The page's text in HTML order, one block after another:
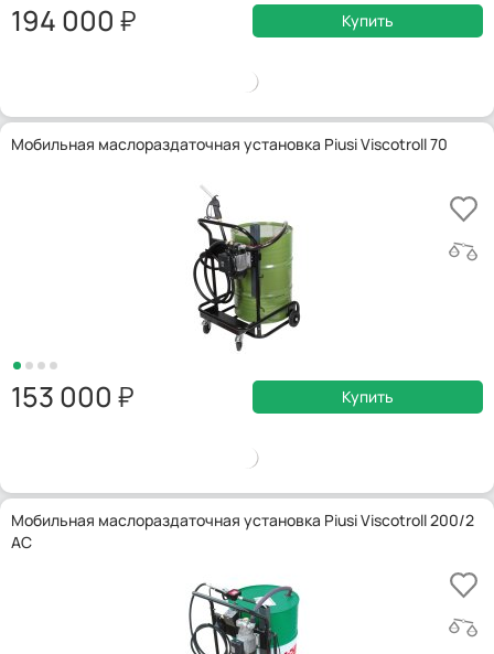
194 000 Купить
Мобильная маслораздаточная установка Piusi Viscotroll 70
153 000 Купить
Мобильная маслораздаточная установка Piusi Viscotroll 200/2
AC